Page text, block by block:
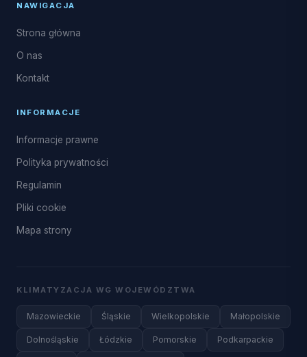
NAWIGACJA
Strona główna
O nas
Kontakt
INFORMACJE
Informacje prawne
Polityka prywatności
Regulamin
Pliki cookie
Mapa strony
KLIMATYZACJA WG WOJEWÓDZTWA
Mazowieckie Śląskie Wielkopolskie Małopolskie
Dolnośląskie Łódzkie Pomorskie Podkarpackie